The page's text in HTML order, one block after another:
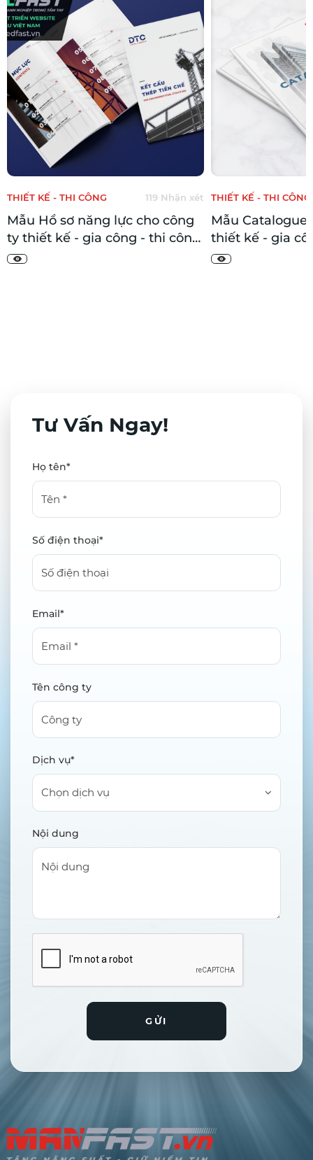
119 Nhận xét
lực cho công
công - thi công
nhà thép tiền
THIẾT KẾ - THI CÔNG 119 Nhận
Mẫu Catalogue cho công ty
thiết kế - gia công - thi công
Nhôm kính 76 trang
Tư Vấn Ngay!
Họ tên*
Số điện thoại*
Email*
Tên công ty
Dịch vụ*
Chọn dịch vụ
Nội dung
GỬI